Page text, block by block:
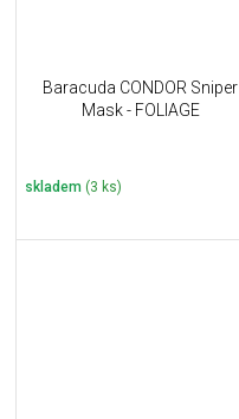
Baracuda CONDOR Sniper
Mask - FOLIAGE
skladem (3 ks)